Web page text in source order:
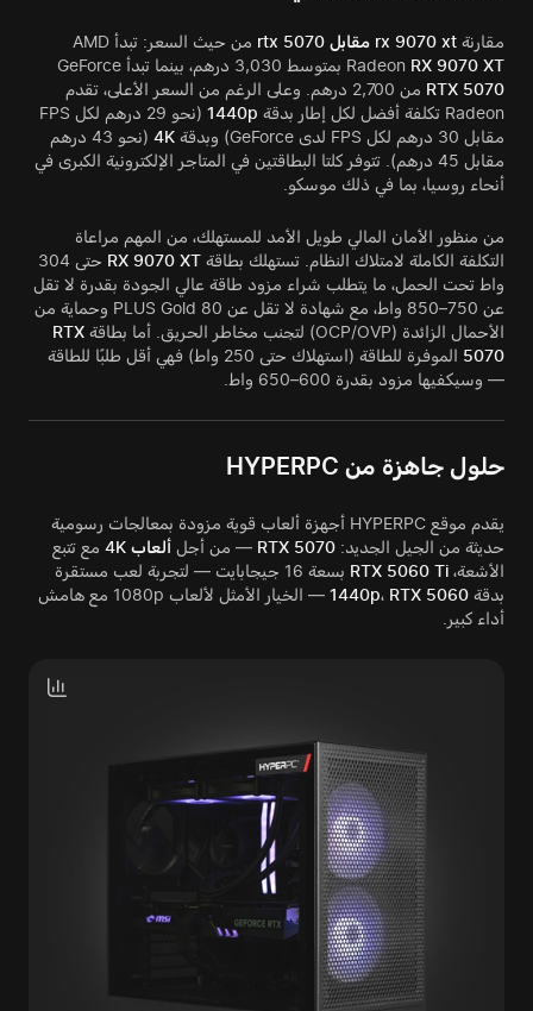
مقارنة rx 9070 xt مقابل rtx 5070
من حيث السعر: تبدأ AMD
Radeon RX 9070 XT
بمتوسط 3,030 درهم، بينما تبدأ GeForce
RTX 5070
من 2,700 درهم. وعلى الرغم من السعر الأعلى، تقدم
Radeon تكلفة أفضل لكل إطار بدقة
1440p
(نحو 29 درهم لكل FPS
مقابل 30 درهم لكل FPS لدى GeForce) وبدقة
4K
(نحو 43 درهم
مقابل 45 درهم). تتوفر كلتا البطاقتين في المتاجر الإلكترونية الكبرى في
أنحاء روسيا، بما في ذلك موسكو.
من منظور الأمان المالي طويل الأمد للمستهلك، من المهم مراعاة
التكلفة الكاملة لامتلاك النظام. تستهلك بطاقة RX 9070 XT
حتى 304
واط تحت الحمل، ما يتطلب شراء مزود طاقة عالي الجودة بقدرة لا تقل
عن 750–850 واط، مع شهادة لا تقل عن 80 PLUS Gold وحماية من
الأحمال الزائدة (OCP/OVP) لتجنب مخاطر الحريق. أما بطاقة
RTX
5070
الموفرة للطاقة (استهلاك حتى 250 واط) فهي أقل طلبًا للطاقة
— وسيكفيها مزود بقدرة 600–650 واط.
حلول جاهزة من HYPERPC
يقدم موقع HYPERPC أجهزة ألعاب قوية مزودة بمعالجات رسومية
حديثة من الجيل الجديد: RTX 5070 — من أجل ألعاب 4K
مع تتبع
الأشعة، RTX 5060 Ti
بسعة 16 جيجابايت — لتجربة لعب مستقرة
بدقة
1440p، RTX 5060
— الخيار الأمثل لألعاب 1080p مع هامش
أداء كبير.